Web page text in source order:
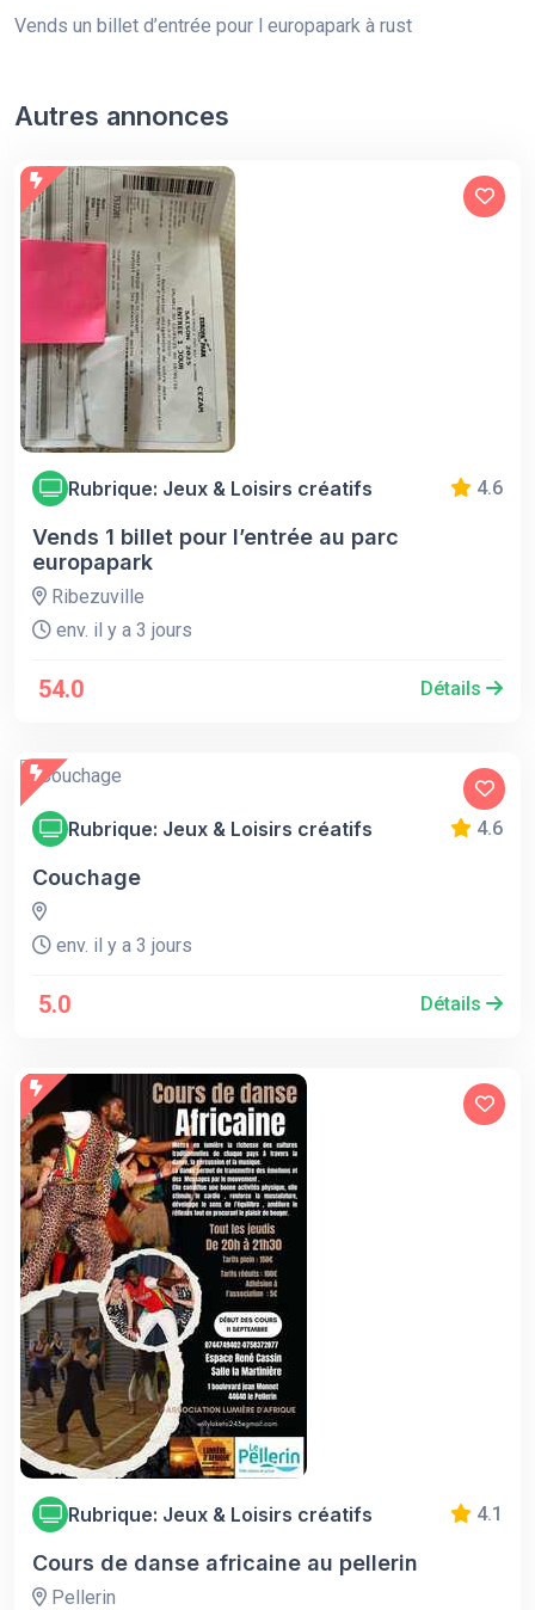
Vends un billet d’entrée pour l europapark à rust
Autres annonces
Rubrique: Jeux & Loisirs créatifs 4.6
Vends 1 billet pour l’entrée au parc
europapark
Ribezuville
env. il y a 3 jours
54.0 Détails
Rubrique: Jeux & Loisirs créatifs 4.6
Couchage
env. il y a 3 jours
5.0 Détails
Rubrique: Jeux & Loisirs créatifs 4.1
Cours de danse africaine au pellerin
Pellerin